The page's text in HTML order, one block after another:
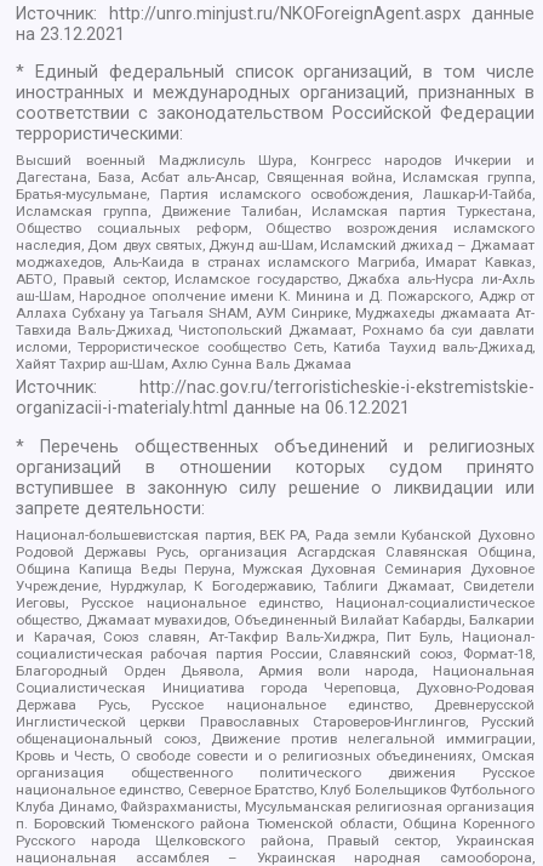
Источник: http://unro.minjust.ru/NKOForeignAgent.aspxданные
на23.12.2021
* Единый федеральный список организаций, в том числе
иностранных и международных организаций, признанных в
соответствии с законодательством Российской Федерации
террористическими:
Высший военный Маджлисуль Шура, Конгресс народов Ичкерии и
Дагестана, База, Асбат аль-Ансар, Священная война, Исламская группа,
Братья-мусульмане, Партия исламского освобождения, Лашкар-И-Тайба,
Исламская группа, Движение Талибан, Исламская партия Туркестана,
Общество социальных реформ, Общество возрождения исламского
наследия, Дом двух святых, Джунд аш-Шам, Исламский джихад – Джамаат
моджахедов, Аль-Каида в странах исламского Магриба, Имарат Кавказ,
АБТО, Правый сектор, Исламское государство, Джабха аль-Нусра ли-Ахль
аш-Шам, Народное ополчение имени К. Минина и Д. Пожарского, Аджр от
Аллаха Субхану уа Тагьаля SHAM, АУМ Синрике, Муджахеды джамаата Ат-
Тавхида Валь-Джихад, Чистопольский Джамаат, Рохнамо ба суи давлати
исломи, Террористическое сообщество Сеть, Катиба Таухид валь-Джихад,
Хайят Тахрир аш-Шам, Ахлю Сунна Валь Джамаа
Источник:
http://nac.gov.ru/terroristicheskie-i-ekstremistskie-
organizacii-i-materialy.html данные на06.12.2021
* Перечень общественных объединений и религиозных
организаций в отношении которых судом принято
вступившее в законную силу решение о ликвидации или
запрете деятельности:
Национал-большевистская партия, ВЕК РА, Рада земли Кубанской Духовно
Родовой Державы Русь, организация Асгардская Славянская Община,
Община Капища Веды Перуна, Мужская Духовная Семинария Духовное
Учреждение, Нурджулар, К Богодержавию, Таблиги Джамаат, Свидетели
Иеговы, Русское национальное единство, Национал-социалистическое
общество, Джамаат мувахидов, Объединенный Вилайат Кабарды, Балкарии
и Карачая, Союз славян, Ат-Такфир Валь-Хиджра, Пит Буль, Национал-
социалистическая рабочая партия России, Славянский союз, Формат-18,
Благородный Орден Дьявола, Армия воли народа, Национальная
Социалистическая Инициатива города Череповца, Духовно-Родовая
Держава Русь, Русское национальное единство, Древнерусской
Инглистической церкви Православных Староверов-Инглингов, Русский
общенациональный союз, Движение против нелегальной иммиграции,
Кровь и Честь, О свободе совести и о религиозных объединениях, Омская
организация общественного политического движения Русское
национальное единство, Северное Братство, Клуб Болельщиков Футбольного
Клуба Динамо, Файзрахманисты, Мусульманская религиозная организация
п. Боровский Тюменского района Тюменской области, Община Коренного
Русского народа Щелковского района, Правый сектор, Украинская
национальная ассамблея – Украинская народная самооборона,